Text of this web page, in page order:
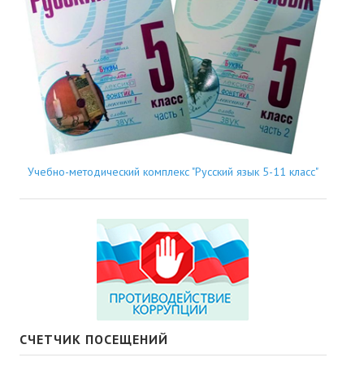
Учебно-методический комплекс "Русский язык 5-11 класс"
СЧЕТЧИК ПОСЕЩЕНИЙ